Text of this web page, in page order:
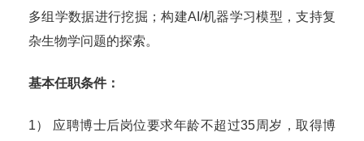
多组学数据进行挖掘；构建AI/机器学习模型，支持复
杂生物学问题的探索。
基本任职条件：
1） 应聘博士后岗位要求年龄不超过35周岁，取得博